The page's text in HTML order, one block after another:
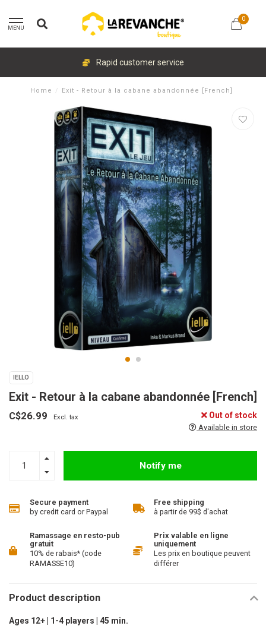
MENU
0
Rapid customer service
Home / Exit - Retour à la cabane abandonnée [French]
IELLO
Exit - Retour à la cabane abandonnée [French]
C$26.99 Excl. tax Out of stock
Available in store
Notify me
Secure payment
by credit card or Paypal
Free shipping
à partir de 99$ d'achat
Ramassage en resto-pub
gratuit
10% de rabais* (code
RAMASSE10)
Prix valable en ligne
uniquement
Les prix en boutique peuvent
différer
Product description
Ages 12+ | 1-4 players | 45 min.